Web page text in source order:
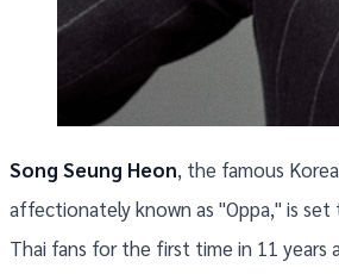
Song Seung Heon, the famous
affectionately known as "Oppa," is
Thai fans for the first time in 11 years